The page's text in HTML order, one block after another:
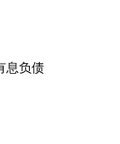
息负债